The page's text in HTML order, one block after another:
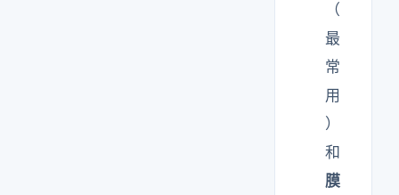
（
最
常
用
）
和
膜